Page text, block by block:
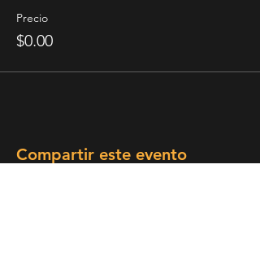
personas
Precio
$0.00
Compartir este evento